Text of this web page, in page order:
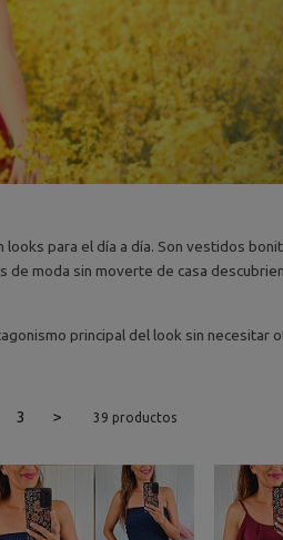
para el día a día. Son vestidos
de moda sin moverte de casa
principal del look sin necesitar
3 > 39 productos